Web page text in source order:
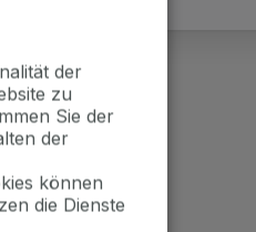
der
zu
Sie der
der
können
die Dienste